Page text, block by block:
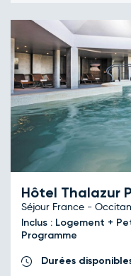
Hôtel Thalazur
Séjour France -
Inclus : Logement +
Programme
Durées